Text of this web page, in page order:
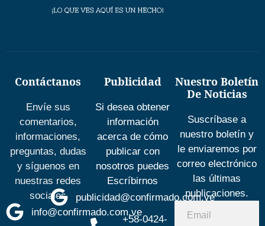
Contáctanos
Envíe sus
comentarios,
informaciones,
preguntas, dudas
y síguenos en
nuestras redes
sociales
info@confirmado.com.ve
Publicidad
Si desea obtener
información
acerca de cómo
publicar con
nosotros puedes
Escríbirnos
publicidad@confirmado.com.ve
+58-0424-
Nuestro Boletín
De Noticias
Suscríbase a
nuestro boletín y
le enviaremos por
correo electrónico
las últimas
publicaciones.